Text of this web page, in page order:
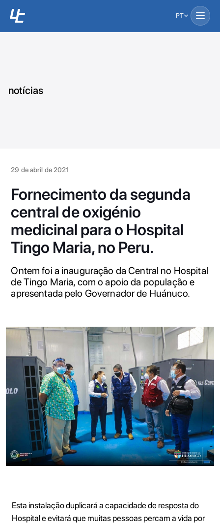
PT
notícias
29 de abril de 2021
Fornecimento da segunda
central de oxigénio
medicinal para o Hospital
Tingo Maria, no Peru.
Ontem foi a inauguração da Central no Hospital
de Tingo Maria, com o apoio da população e
apresentada pelo Governador de Huánuco.
Esta instalação duplicará a capacidade de resposta do
Hospital e evitará que muitas pessoas percam a vida por